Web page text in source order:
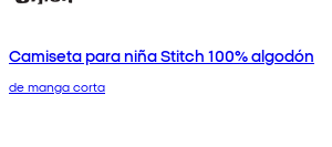
Camiseta para niña Stitch 100% algodón
de manga corta